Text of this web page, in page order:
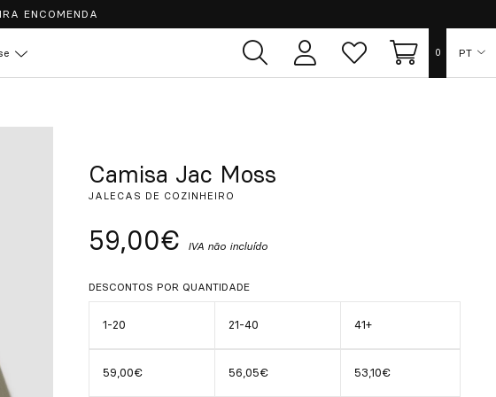
ENCOMENDA
Área
de
Lista
de
Carrinho
0 PT
Camisa Jac Moss
JALECAS DE COZINHEIRO
59,00€ IVA não incluído
DESCONTOS POR QUANTIDADE
1-20 21-40 41+
59,00€ 56,05€ 53,10€